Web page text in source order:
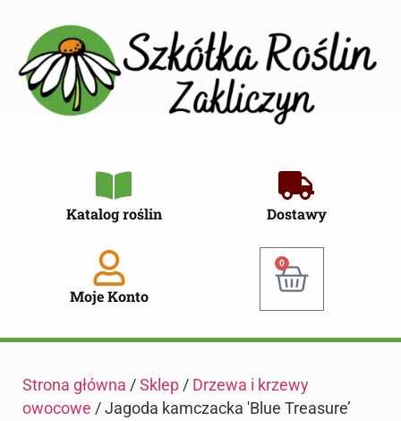
Katalog roślin Dostawy
Moje Konto
0
Strona główna / Sklep / Drzewa i krzewy
owocowe / Jagoda kamczacka 'Blue Treasure’